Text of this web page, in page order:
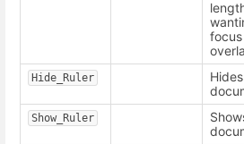
Hide_Ruler
Show_Ruler